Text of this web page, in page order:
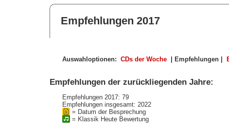
Empfehlungen 2017
Auswahloptionen: CDs der Woche | Empfehlungen |
Empfehlungen der zurückliegenden Jahre:
Empfehlungen 2017: 79
Empfehlungen insgesamt: 2022
= Datum der Besprechung
= Klassik Heute Bewertung